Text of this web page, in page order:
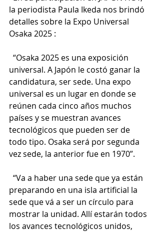
la periodista Paula Ikeda nos brindó
detalles sobre la Expo Universal
Osaka 2025 :
universal. A Japón le costó ganar la
candidatura, ser sede. Una expo
universal es un lugar en donde se
reúnen cada cinco años muchos
países y se muestran avances
tecnológicos que pueden ser de
todo tipo. Osaka será por segunda
vez sede, la anterior fue en 1970”.
preparando en una isla artificial la
sede que vá a ser un círculo para
mostrar la unidad. Allí estarán todos
los avances tecnológicos unidos,